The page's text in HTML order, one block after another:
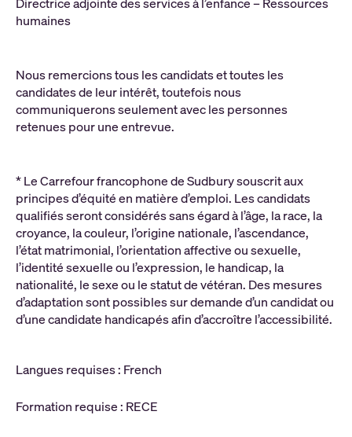
humaines
Nous remercions tous les candidats et toutes les
candidates de leur intérêt, toutefois nous
communiquerons seulement avec les personnes
retenues pour une entrevue.
* Le Carrefour francophone de Sudbury souscrit aux
principes d’équité en matière d’emploi. Les candidats
qualifiés seront considérés sans égard à l’âge, la race, la
croyance, la couleur, l’origine nationale, l’ascendance,
l’état matrimonial, l’orientation affective ou sexuelle,
l’identité sexuelle ou l’expression, le handicap, la
nationalité, le sexe ou le statut de vétéran. Des mesures
d’adaptation sont possibles sur demande d’un candidat ou
d’une candidate handicapés afin d’accroître l’accessibilité.
Langues requises : French
Formation requise : RECE